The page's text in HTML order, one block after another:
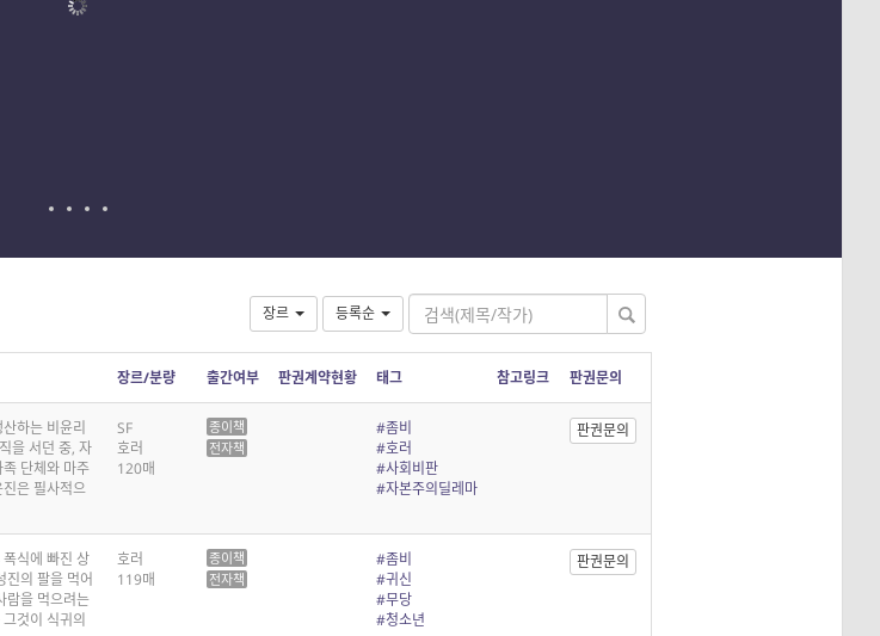
장르 등록순
장르/분량 출간여부 판권계약현황 태그 참고링크 판권문의
하는 비윤리
을 서던 중, 자
단체와 마주
은 필사적으
SF
호러
120매
종이책
전자책
#좀비
#호러
#사회비판
#자본주의딜레마
판권문의
식에 빠진 상
진의 팔을 먹어
람을 먹으려는
것이 식귀의
호러
119매
종이책
전자책
#좀비
#귀신
#무당
#청소년
판권문의